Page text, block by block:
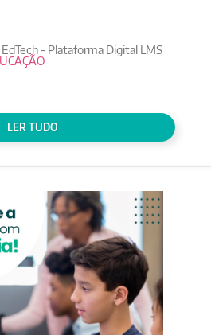
- Plataforma Digital LMS
LER TUDO